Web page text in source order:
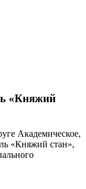
«Княжий
Академическое,
«Княжий стан»,